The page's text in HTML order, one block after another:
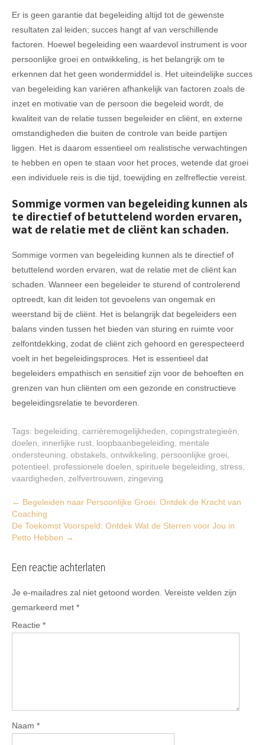
Er is geen garantie dat begeleiding altijd tot de gewenste
resultaten zal leiden; succes hangt af van verschillende
factoren. Hoewel begeleiding een waardevol instrument is voor
persoonlijke groei en ontwikkeling, is het belangrijk om te
erkennen dat het geen wondermiddel is. Het uiteindelijke succes
van begeleiding kan variëren afhankelijk van factoren zoals de
inzet en motivatie van de persoon die begeleid wordt, de
kwaliteit van de relatie tussen begeleider en cliënt, en externe
omstandigheden die buiten de controle van beide partijen
liggen. Het is daarom essentieel om realistische verwachtingen
te hebben en open te staan voor het proces, wetende dat groei
een individuele reis is die tijd, toewijding en zelfreflectie vereist.
Sommige vormen van begeleiding kunnen als
te directief of betuttelend worden ervaren,
wat de relatie met de cliënt kan schaden.
Sommige vormen van begeleiding kunnen als te directief of
betuttelend worden ervaren, wat de relatie met de cliënt kan
schaden. Wanneer een begeleider te sturend of controlerend
optreedt, kan dit leiden tot gevoelens van ongemak en
weerstand bij de cliënt. Het is belangrijk dat begeleiders een
balans vinden tussen het bieden van sturing en ruimte voor
zelfontdekking, zodat de cliënt zich gehoord en gerespecteerd
voelt in het begeleidingsproces. Het is essentieel dat
begeleiders empathisch en sensitief zijn voor de behoeften en
grenzen van hun cliënten om een gezonde en constructieve
begeleidingsrelatie te bevorderen.
Tags: begeleiding carrièremogelijkheden copingstrategieën
doelen
innerlijke rust loopbaanbegeleiding
mentale
ondersteuning obstakels ontwikkeling persoonlijke groei
potentieel
professionele doelen spirituele begeleiding stress
vaardigheden
zelfvertrouwen zingeving
Post
navigation
← Begeleiden naar Persoonlijke Groei: Ontdek de Kracht van
Coaching
De Toekomst Voorspeld: Ontdek Wat de Sterren voor Jou in
Petto Hebben →
Een reactie achterlaten
Je e-mailadres zal niet getoond worden. Vereiste velden zijn
gemarkeerd met *
Reactie *
Naam *